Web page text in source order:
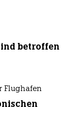
betroffen
Flughafen